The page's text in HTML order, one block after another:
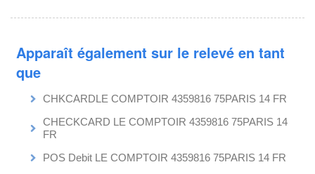
Apparaît également sur le relevé en tant
que
CHKCARDLE COMPTOIR 4359816 75PARIS 14 FR
CHECKCARD LE COMPTOIR 4359816 75PARIS 14
FR
POS Debit LE COMPTOIR 4359816 75PARIS 14 FR